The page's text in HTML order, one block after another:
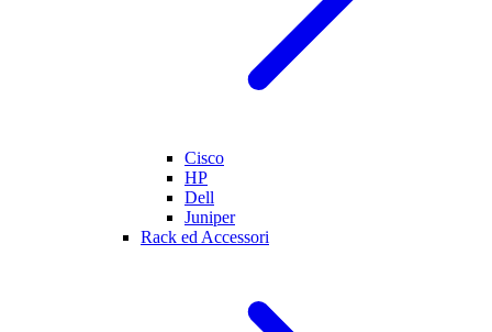
Cisco
HP
Dell
Juniper
Rack ed Accessori